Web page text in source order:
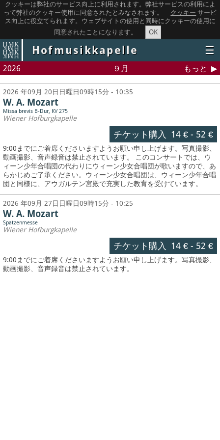
クッキーは弊社のサービス向上に利用されます。弊社サービスの利用によ
って弊社のクッキー使用に同意されたとみなされます。
クッキー サービ
ス向上に役立てられます。ウェブサイトの使用と同時にクッキーの使用に
同意されたことになります。
OK
Hofmusikkapelle ☰
2026 ９月 もっと
2026 年09月 20日日曜日09時15分 - 10:35
W. A. Mozart
Missa brevis B-Dur, KV 275
Wiener Hofburgkapelle
チケット購入 14 €- 52 €
9:00までにご着席くださいますようお願い申し上げます。写真撮影、
動画撮影、音声録音は禁止されています。 このコンサートでは、ウ
ィーン少年合唱団の代わりにウィーン少女合唱団が歌いますので、あ
らかじめご了承ください。ウィーン少女合唱団は、ウィーン少年合唱
団と同様に、アウガルテン宮殿で充実した教育を受けています。
2026 年09月 27日日曜日09時15分 - 10:25
W. A. Mozart
Spatzenmesse
Wiener Hofburgkapelle
チケット購入 14 €- 52 €
9:00までにご着席くださいますようお願い申し上げます。写真撮影、
動画撮影、音声録音は禁止されています。